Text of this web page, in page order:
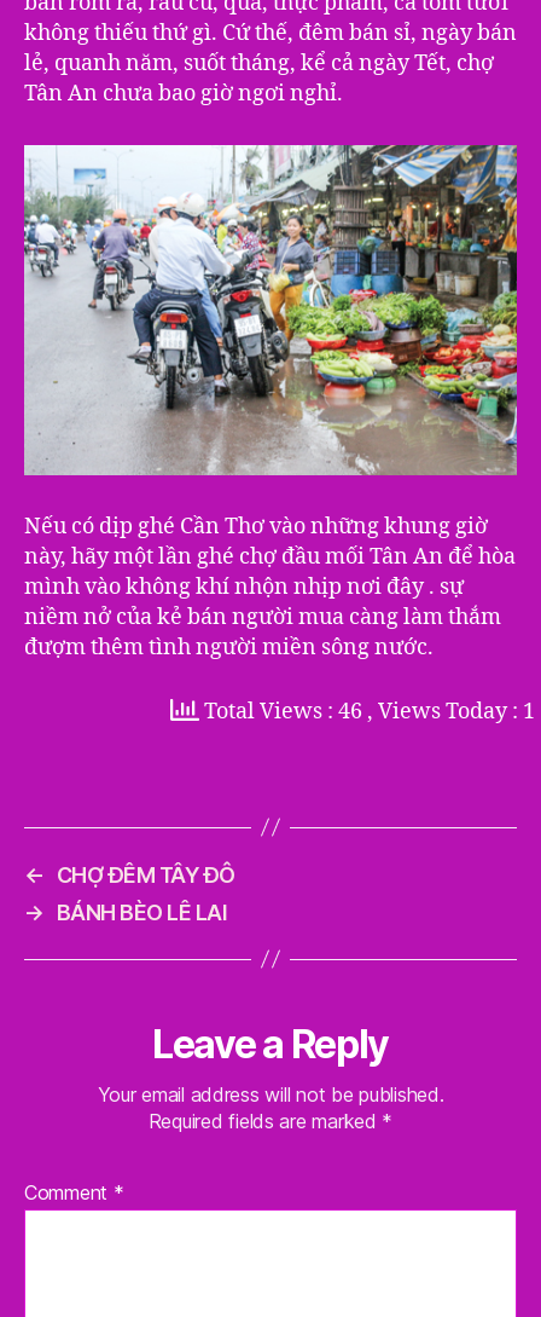
không thiếu thứ gì. Cứ thế, đêm bán sỉ, ngày bán
lẻ, quanh năm, suốt tháng, kể cả ngày Tết, chợ
Tân An chưa bao giờ ngơi nghỉ.
Nếu có dịp ghé Cần Thơ vào những khung giờ
này, hãy một lần ghé chợ đầu mối Tân An để hòa
mình vào không khí nhộn nhịp nơi đây . sự
niềm nở của kẻ bán người mua càng làm thắm
đượm thêm tình người miền sông nước.
Total Views : 46 , Views Today : 1
←
CHỢ ĐÊM TÂY ĐÔ
→
BÁNH BÈO LÊ LAI
Leave a Reply
Your email address will not be published.
Required fields are marked *
Comment *